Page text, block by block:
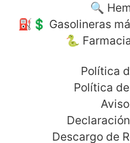
🔍
⛽️💲 Gasolineras
🐍
Política
Política
Descargo de